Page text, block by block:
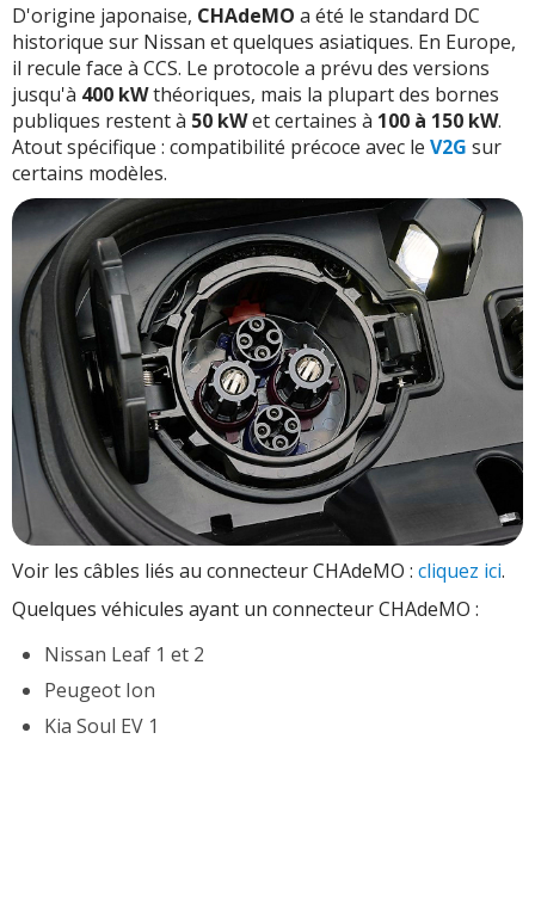
D'origine japonaise, CHAdeMO a été le standard DC
historique sur Nissan et quelques asiatiques. En Europe,
il recule face à CCS. Le protocole a prévu des versions
jusqu'à 400 kWthéoriques, mais la plupart des bornes
publiques restent à 50 kWet certaines à 100 à 150 kW.
Atout spécifique : compatibilité précoce avec le V2G sur
certains modèles.
Voir les câbles liés au connecteur CHAdeMO : cliquez ici.
Quelques véhicules ayant un connecteur CHAdeMO :
Nissan Leaf 1 et 2
Peugeot Ion
Kia Soul EV 1